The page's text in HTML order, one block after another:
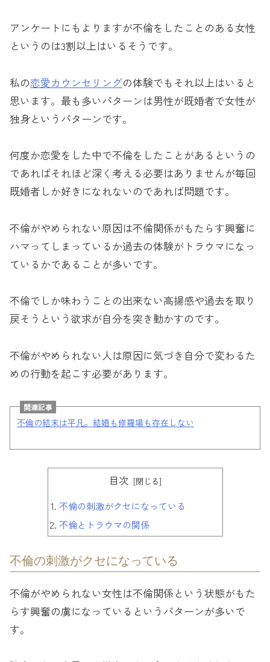
アンケートにもよりますが不倫をしたことのある女性
というのは3割以上はいるそうです。
私の恋愛カウンセリングの体験でもそれ以上はいると
思います。最も多いパターンは男性が既婚者で女性が
独身というパターンです。
何度か恋愛をした中で不倫をしたことがあるというの
であればそれほど深く考える必要はありませんが毎回
既婚者しか好きになれないのであれば問題です。
不倫がやめられない原因は不倫関係がもたらす興奮に
ハマってしまっているか過去の体験がトラウマになっ
ているかであることが多いです。
不倫でしか味わうことの出来ない高揚感や過去を取り
戻そうという欲求が自分を突き動かすのです。
不倫がやめられない人は原因に気づき自分で変わるた
めの行動を起こす必要があります。
関連記事
不倫の結末は平凡。結婚も修羅場も存在しない
目次
不倫の刺激がクセになっている
不倫とトラウマの関係
不倫の刺激がクセになっている
不倫がやめられない女性は不倫関係という状態がもた
らす興奮の虜になっているというパターンが多いで
す。